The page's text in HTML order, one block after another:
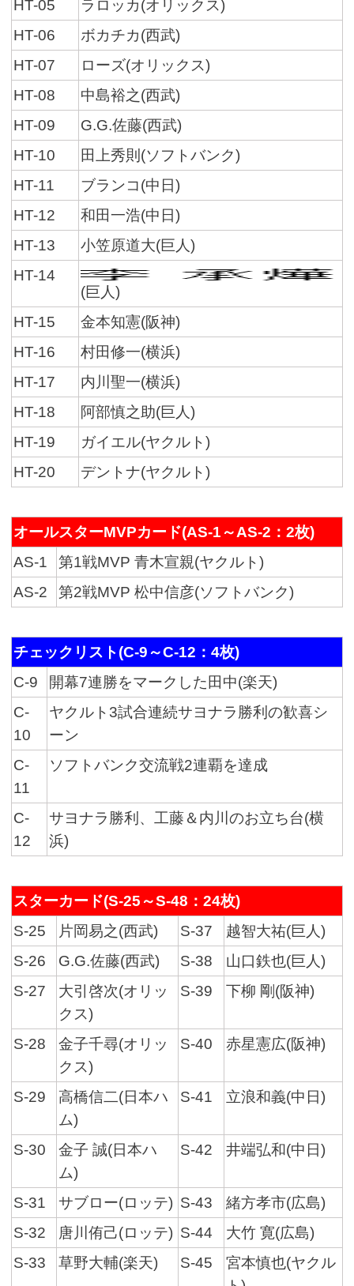
HT-05
ラロッカ(オリックス)
HT-06
ボカチカ(西武)
HT-07
ローズ(オリックス)
HT-08
中島裕之(西武)
HT-09
G.G.佐藤(西武)
HT-10
田上秀則(ソフトバンク)
HT-11
ブランコ(中日)
HT-12
和田一浩(中日)
HT-13
小笠原道大(巨人)
HT-14
(巨人)
HT-15
金本知憲(阪神)
HT-16
村田修一(横浜)
HT-17
内川聖一(横浜)
HT-18
阿部慎之助(巨人)
HT-19
ガイエル(ヤクルト)
HT-20
デントナ(ヤクルト)
オールスターMVPカード(AS-1～AS-2：2枚)
AS-1
第1戦MVP 青木宣親(ヤクルト)
AS-2
第2戦MVP 松中信彦(ソフトバンク)
チェックリスト(C-9～C-12：4枚)
C-9
開幕7連勝をマークした田中(楽天)
C-
10
ヤクルト3試合連続サヨナラ勝利の歓喜シ
ーン
C-
11
ソフトバンク交流戦2連覇を達成
C-
12
サヨナラ勝利、工藤＆内川のお立ち台(横
浜)
スターカード(S-25～S-48：24枚)
S-25
片岡易之(西武) S-37
越智大祐(巨人)
S-26
G.G.佐藤(西武) S-38
山口鉄也(巨人)
S-27
大引啓次(オリッ
クス)
S-39 下柳 剛(阪神)
S-28
金子千尋(オリッ
クス)
S-40 赤星憲広(阪神)
S-29
高橋信二(日本ハ
ム)
S-41 立浪和義(中日)
S-30
金子 誠(日本ハ
ム)
S-42 井端弘和(中日)
S-31 サブロー(ロッテ) S-43
緒方孝市(広島)
S-32
唐川侑己(ロッテ) S-44
大竹 寛(広島)
S-33
草野大輔(楽天) S-45
宮本慎也(ヤクル